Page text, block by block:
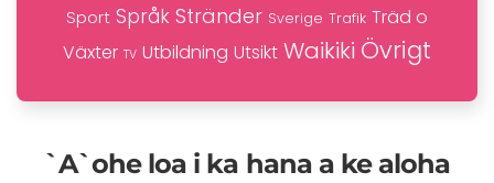
Sport Språk Stränder Sverige Trafik Träd o
Växter TV Utbildning Utsikt Waikiki Övrigt
`A`ohe loa i ka hana a ke aloha